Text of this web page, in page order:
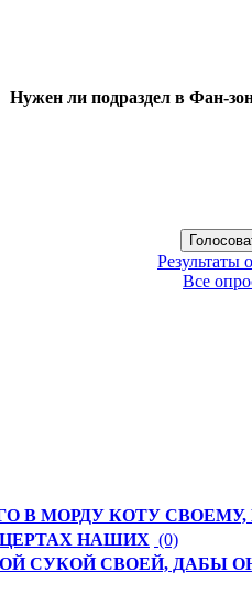
Нужен ли подраздел в Фан-
Результаты
Все
В МОРДУ КОТУ
НАШИХ (0)
СУКОЙ СВОЕЙ,